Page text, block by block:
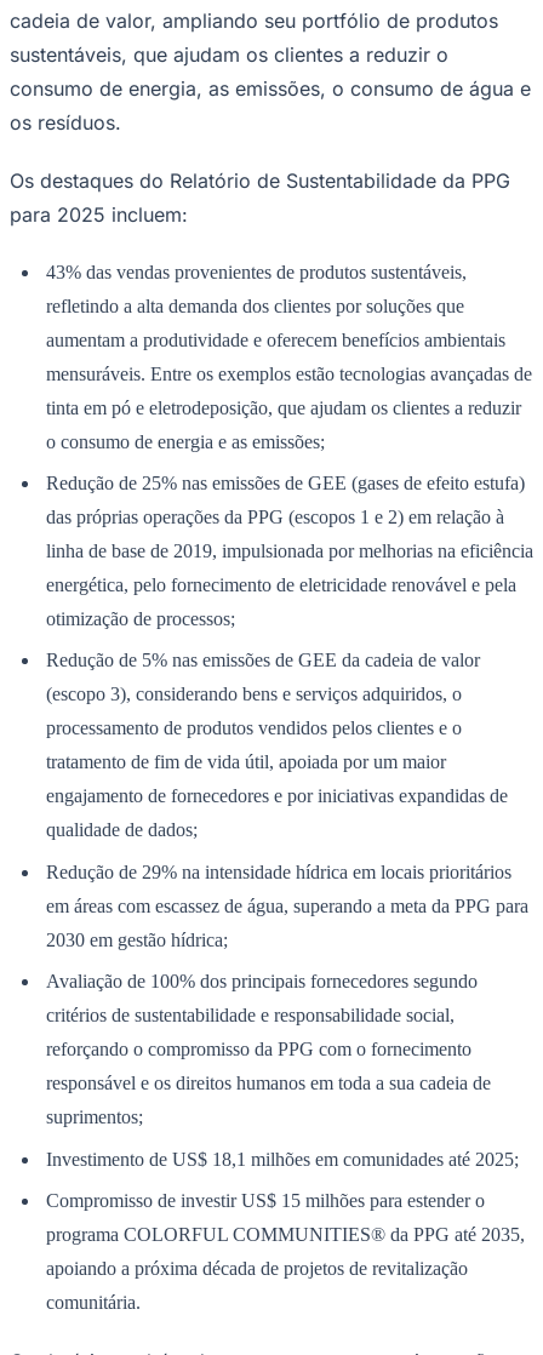
Panorama Econômico
Panorama Econômico
Para Sua Empresa
Anuncie no Portal
Verificar EmpresaNovo
Anunciar VagasNovo
NBA
NFL
UFC
Tênis (ATP)
MLB
NHL
Vôlei
NBB
Competições de Futebol
Brasileirão Série A
Brasileirão Série B
Paulistão
Copa do Brasil
Sul-Americana
Copa América
Champions League
Premier League
La Liga
Bundesliga
Mundial 2026
Times - Ir direto
cadeia de valor, ampliando seu portfólio de produtos
sustentáveis, que ajudam os clientes a reduzir o
consumo de energia, as emissões, o consumo de água e
os resíduos.
Os destaques do Relatório de Sustentabilidade da PPG
para 2025 incluem:
43% das vendas provenientes de produtos sustentáveis,
refletindo a alta demanda dos clientes por soluções que
aumentam a produtividade e oferecem benefícios ambientais
mensuráveis. Entre os exemplos estão tecnologias avançadas de
tinta em pó e eletrodeposição, que ajudam os clientes a reduzir
o consumo de energia e as emissões;
Redução de 25% nas emissões de GEE (gases de efeito estufa)
das próprias operações da PPG (escopos 1 e 2) em relação à
linha de base de 2019, impulsionada por melhorias na eficiência
energética, pelo fornecimento de eletricidade renovável e pela
otimização de processos;
Redução de 5% nas emissões de GEE da cadeia de valor
(escopo 3), considerando bens e serviços adquiridos, o
processamento de produtos vendidos pelos clientes e o
tratamento de fim de vida útil, apoiada por um maior
engajamento de fornecedores e por iniciativas expandidas de
qualidade de dados;
Redução de 29% na intensidade hídrica em locais prioritários
em áreas com escassez de água, superando a meta da PPG para
2030 em gestão hídrica;
Avaliação de 100% dos principais fornecedores segundo
critérios de sustentabilidade e responsabilidade social,
reforçando o compromisso da PPG com o fornecimento
responsável e os direitos humanos em toda a sua cadeia de
suprimentos;
Investimento de US$ 18,1 milhões em comunidades até 2025;
Compromisso de investir US$ 15 milhões para estender o
programa COLORFUL COMMUNITIES® da PPG até 2035,
apoiando a próxima década de projetos de revitalização
comunitária.